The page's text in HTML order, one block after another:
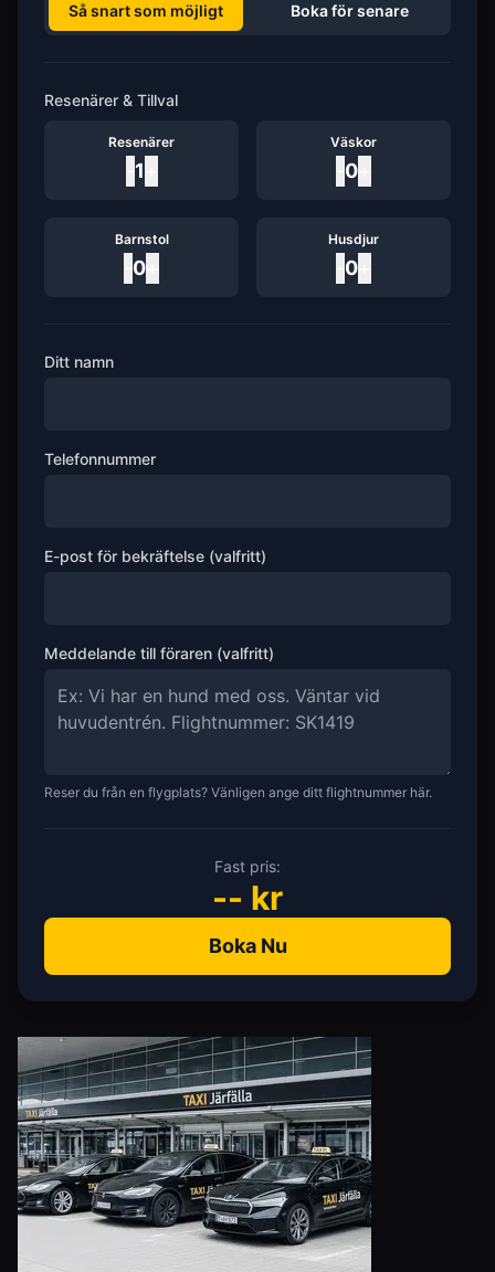
Så snart som möjligt Boka för senare
Resenärer & Tillval
Resenärer
1
Väskor
0
Barnstol
0
Husdjur
0
Ditt namn
Telefonnummer
E-post för bekräftelse (valfritt)
Meddelande till föraren (valfritt)
Reser du från en flygplats? Vänligen ange ditt flightnummer här.
Fast pris:
-- kr
Boka Nu